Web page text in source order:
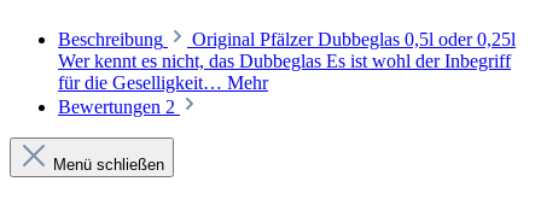
Beschreibung
Original Pfälzer Dubbeglas 0,5l oder 0,25l
Wer kennt es nicht, das Dubbeglas Es ist wohl der Inbegriff
für die Geselligkeit… Mehr
Bewertungen 2
Menü schließen